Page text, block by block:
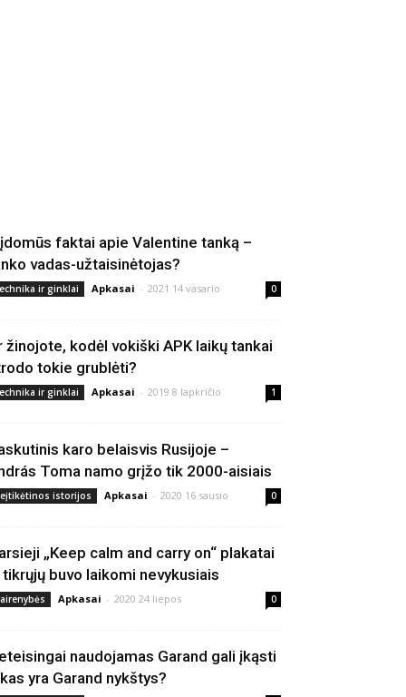
faktai apie Valentine tanką –
vadas-užtaisinėtojas?
ir ginklai Apkasai - 2021 14 vasario 0
žinojote, kodėl vokiški APK laikų tankai
tokie grublėti?
ir ginklai Apkasai - 2019 8 lapkričio 1
karo belaisvis Rusijoje –
Toma namo grįžo tik 2000-aisiais
istorijos Apkasai - 2020 16 sausio 0
„Keep calm and carry on“ plakatai
tikrųjų buvo laikomi nevykusiais
Apkasai - 2020 24 liepos 0
naudojamas Garand gali įkąsti
yra Garand nykštys?